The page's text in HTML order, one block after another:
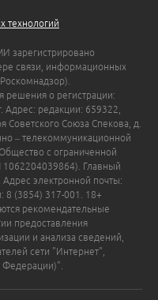
технологий
зарегистрировано
связи, информационных
решения о регистрации:
редакции: 659322,
Советского Союза Спекова, д.
– телекоммуникационной
Общество с ограниченной
1062204039864). Главный
электронной почты:
8 (3854) 317-001. 18+
рекомендательные
предоставления
и анализа сведений,
сети "Интернет",
Федерации)".